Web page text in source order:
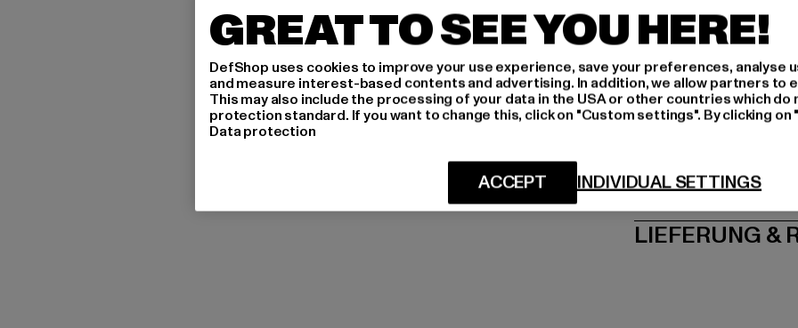
Art.Nr: 22023328-
Hersteller:
Modering 1,Haus A |
LIEFERUNG &
GREAT TO SEE YOU HERE!
DefShop uses cookies to improve your use experience, save your preferences, analyse
and measure interest-based contents and advertising. In addition, we allow partners to
This may also include the processing of your data in the USA or other countries which do
protection standard. If you want to change this, click on "Custom settings". By clicking
Data protection
INDIVIDUAL SETTINGS
ACCEPT